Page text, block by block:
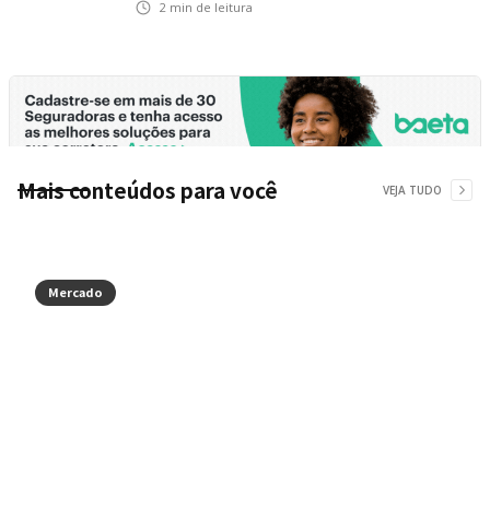
2 min de leitura
Mais conteúdos para você VEJA TUDO
Mercado